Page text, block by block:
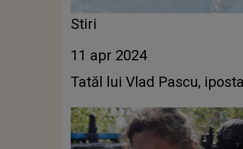
Stiri
11 apr 2024
Tatăl lui Vlad Pascu,